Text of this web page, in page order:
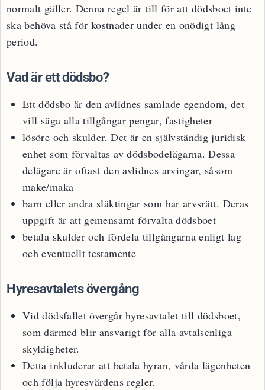
normalt gäller. Denna regel är till för att dödsboet inte
ska behöva stå för kostnader under en onödigt lång
period.
Vad är ett dödsbo?
Ett dödsbo är den avlidnes samlade egendom, det
vill säga alla tillgångar pengar, fastigheter
lösöre och skulder. Det är en självständig juridisk
enhet som förvaltas av dödsbodelägarna. Dessa
delägare är oftast den avlidnes arvingar, såsom
make/maka
barn eller andra släktingar som har arvsrätt. Deras
uppgift är att gemensamt förvalta dödsboet
betala skulder och fördela tillgångarna enligt lag
och eventuellt testamente
Hyresavtalets övergång
Vid dödsfallet övergår hyresavtalet till dödsboet,
som därmed blir ansvarigt för alla avtalsenliga
skyldigheter.
Detta inkluderar att betala hyran, vårda lägenheten
och följa hyresvärdens regler.